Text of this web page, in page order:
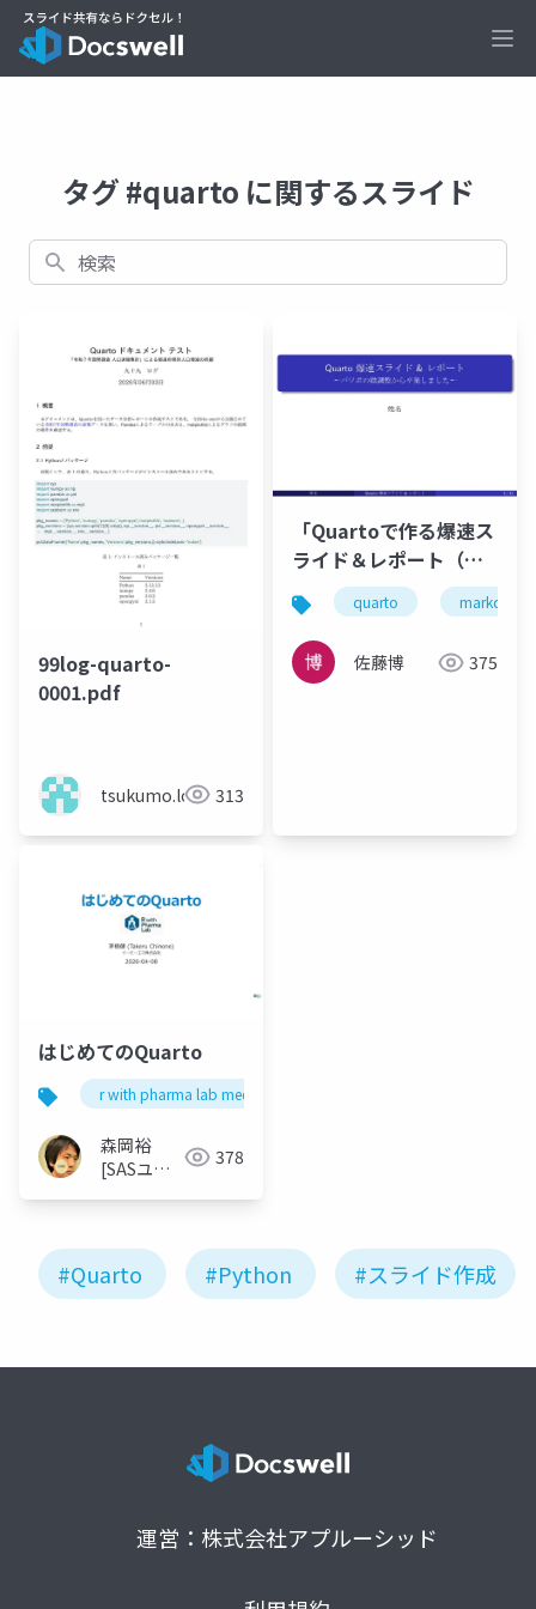
タグ #quarto に関するスライド
検索
99log-quarto-
0001.pdf
tsukumo.log 313
「Quartoで作る爆速ス
ライド＆レポート（サ
ンプル）」
quarto markdown
佐藤博 375
はじめてのQuarto
r with pharma lab meetup 1
森岡裕
[SASユー
378
#Quarto #Python #スライド作成
運営：株式会社アプルーシッド